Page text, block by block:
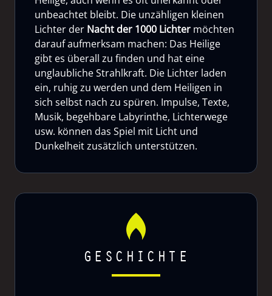
unbeachtet bleibt. Die unzähligen kleinen
Lichter der Nacht der 1000 Lichter möchten
darauf aufmerksam machen: Das Heilige
gibt es überall zu finden und hat eine
unglaubliche Strahlkraft. Die Lichter laden
ein, ruhig zu werden und dem Heiligen in
sich selbst nach zu spüren. Impulse, Texte,
Musik, begehbare Labyrinthe, Lichterwege
usw. können das Spiel mit Licht und
Dunkelheit zusätzlich unterstützen.
GESCHICHTE